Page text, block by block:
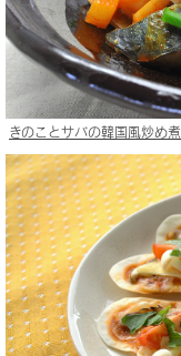
きのことサバの韓国風炒め煮